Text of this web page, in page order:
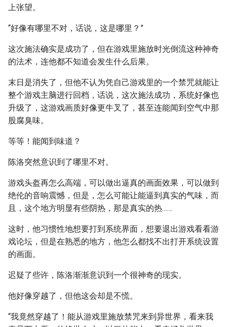
上张望。
“好像有哪里不对，话说，这是哪里？”
这次施法确实是成功了，但在游戏里施放时光倒流这种神奇
的法术，连他都不知道会发生什么后果。
末日是消失了，但他不认为凭自己游戏里的一个禁咒就能让
整个游戏主脑进行回档，话说，这次施法成功，系统好像也
升级了，这游戏画质好像更牛叉了，甚至连能闻到空气中那
股腐臭味。
等等！能闻到味道？
陈洛突然意识到了哪里不对。
游戏头盔再怎么高端，可以做出逼真的画面效果，可以做到
绝伦的音响震憾，但是，怎么可能让能逼到真实的气味，而
且，这个地方明显有些阴热，那是真实的热……
这时，他习惯性地想要打到系统界面，想要退出游戏看看游
戏论坛，但是在熟悉的地方，他怎么都找不出打开系统设置
的画面。
迟疑了些许，陈洛渐渐意识到一个很神奇的现实。
他好像穿越了，但他这会却是不慌。
“我竟然穿越了！能从游戏里施放禁咒来到异世界，看来我